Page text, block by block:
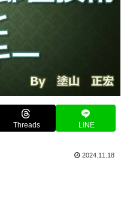
Threads LINE
2024.11.18